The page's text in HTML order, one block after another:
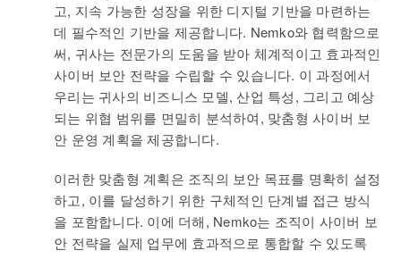
고, 지속 가능한 성장을 위한 디지털 기반을 마련하는
데 필수적인 기반을 제공합니다. Nemko와 협력함으로
써, 귀사는 전문가의 도움을 받아 체계적이고 효과적인
사이버 보안 전략을 수립할 수 있습니다. 이 과정에서
우리는 귀사의 비즈니스 모델, 산업 특성, 그리고 예상
되는 위협 범위를 면밀히 분석하여, 맞춤형 사이버 보
안 운영 계획을 제공합니다.
이러한 맞춤형 계획은 조직의 보안 목표를 명확히 설정
하고, 이를 달성하기 위한 구체적인 단계별 접근 방식
을 포함합니다. 이에 더해, Nemko는 조직이 사이버 보
안 전략을 실제 업무에 효과적으로 통합할 수 있도록